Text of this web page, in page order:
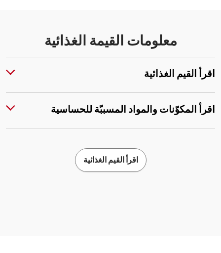
معلومات القيمة الغذائية
اقرأ القيم الغذائية
اقرأ المكوّنات والمواد المسببّة للحساسية
اقرأ القيم الغذائية